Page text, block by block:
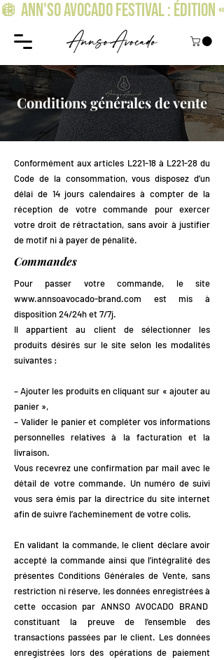
🪩 ANN'SO AVOCADO FESTIVAL :
Conditions générales de vente
Conformément aux articles L221-18 à L221-28 du
Code de la consommation, vous disposez d’un
délai de 14 jours calendaires à compter de la
réception de votre commande pour exercer
votre droit de rétractation, sans avoir à justifier
de motif ni à payer de pénalité.
Commandes
Pour passer votre commande, le site
www.annsoavocado-brand.com est mis à
disposition 24/24h et 7/7j.
Il appartient au client de sélectionner les
produits désirés sur le site selon les modalités
suivantes :
– Ajouter les produits en cliquant sur « ajouter au
panier »,
– Valider le panier et compléter vos informations
personnelles relatives à la facturation et la
livraison.
Vous recevrez une confirmation par mail avec le
détail de votre commande. Un numéro de suivi
vous sera émis par la directrice du site internet
afin de suivre l’acheminement de votre colis.
En validant la commande, le client déclare avoir
accepté la commande ainsi que l’intégralité des
présentes Conditions Générales de Vente, sans
restriction ni réserve, les données enregistrées à
cette occasion par ANNSO AVOCADO BRAND
constituant la preuve de l’ensemble des
transactions passées par le client. Les données
enregistrées lors des opérations de paiement